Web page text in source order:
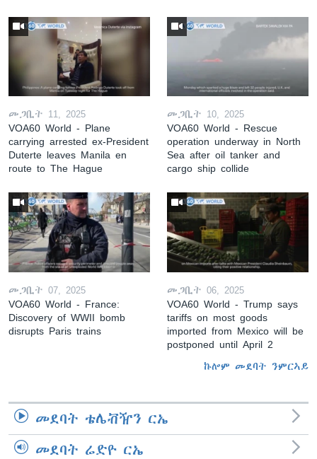
መጋቢት 11, 2025
VOA60 World - Plane
carrying arrested ex-President
Duterte leaves Manila en
route to The Hague
መጋቢት 10, 2025
VOA60 World - Rescue
operation underway in North
Sea after oil tanker and
cargo ship collide
መጋቢት 07, 2025
VOA60 World - France:
Discovery of WWII bomb
disrupts Paris trains
መጋቢት 06, 2025
VOA60 World - Trump says
tariffs on most goods
imported from Mexico will be
postponed until April 2
ኩሎም መደባት ንምርኣይ
መደባት ቴሌቭዥን ርኤ
መደባት ሬድዮ ርኤ